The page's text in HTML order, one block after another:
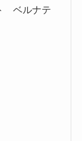
ベルナテ